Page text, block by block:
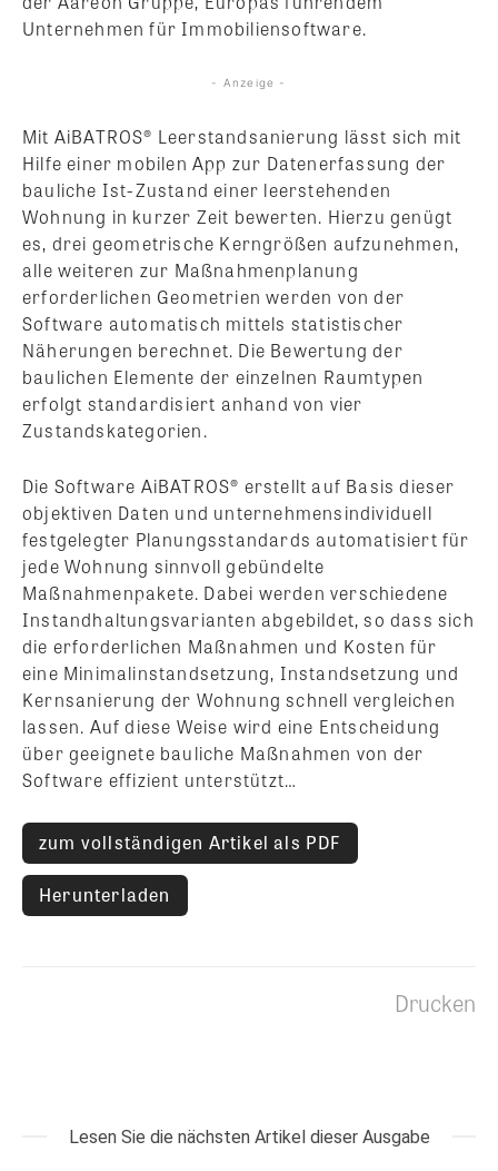
Unternehmen für Immobiliensoftware.
- Anzeige -
Mit AiBATROS® Leerstandsanierung lässt sich mit
Hilfe einer mobilen App zur Datenerfassung der
bauliche Ist-Zustand einer leerstehenden
Wohnung in kurzer Zeit bewerten. Hierzu genügt
es, drei geometrische Kerngrößen aufzunehmen,
alle weiteren zur Maßnahmenplanung
erforderlichen Geometrien werden von der
Software automatisch mittels statistischer
Näherungen berechnet. Die Bewertung der
baulichen Elemente der einzelnen Raumtypen
erfolgt standardisiert anhand von vier
Zustandskategorien.
Die Software AiBATROS® erstellt auf Basis dieser
objektiven Daten und unternehmensindividuell
festgelegter Planungsstandards automatisiert für
jede Wohnung sinnvoll gebündelte
Maßnahmenpakete. Dabei werden verschiedene
Instandhaltungsvarianten abgebildet, so dass sich
die erforderlichen Maßnahmen und Kosten für
eine Minimalinstandsetzung, Instandsetzung und
Kernsanierung der Wohnung schnell vergleichen
lassen. Auf diese Weise wird eine Entscheidung
über geeignete bauliche Maßnahmen von der
Software effizient unterstützt…
zum vollständigen Artikel als PDF
Herunterladen
Drucken
Lesen Sie die nächsten Artikel dieser Ausgabe